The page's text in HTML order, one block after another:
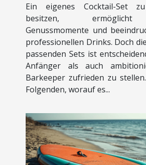
Ein eigenes Cocktail-Set
besitzen,
Genussmomente und
professionellen Drinks. Doch
passenden Sets ist
Anfänger als auch
Barkeeper zufrieden zu
Folgenden, worauf es...